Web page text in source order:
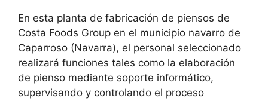
En esta planta de fabricación de piensos de
Costa Foods Group en el municipio navarro de
Caparroso (Navarra), el personal seleccionado
realizará funciones tales como la elaboración
de pienso mediante soporte informático,
supervisando y controlando el proceso